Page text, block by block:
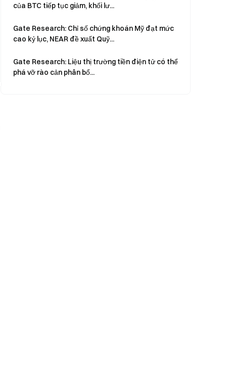
của BTC tiếp tục giảm, khối lư...
Gate Research: Chỉ số chứng khoán Mỹ đạt mức
cao kỷ lục, NEAR đề xuất Quỹ...
Gate Research: Liệu thị trường tiền điện tử có thể
phá vỡ rào cản phân bổ...